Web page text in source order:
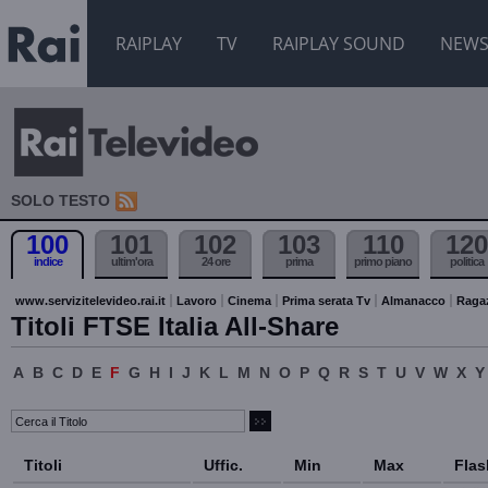
RAIPLAY TV RAIPLAY SOUND NEWS
SOLO TESTO
100
indice
101
ultim'ora
102
24 ore
103
prima
110
primo piano
120
politica
www.servizitelevideo.rai.it Lavoro Cinema Prima serata Tv Almanacco
Titoli FTSE Italia All-Share
A B C D E F G H I J K L M N O P Q R S T U V W X Y
Titoli Uffic. Min Max